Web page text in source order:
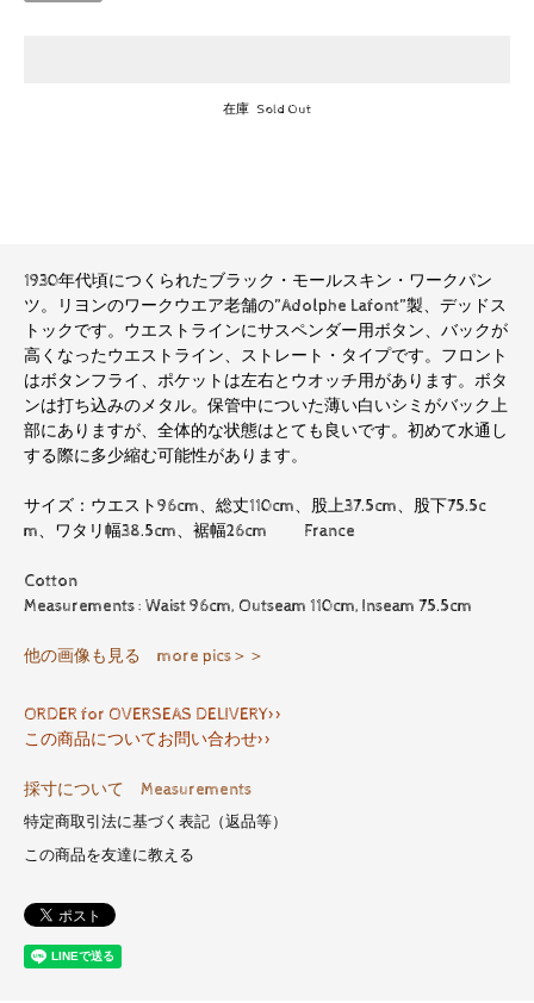
在庫 Sold Out
1930年代頃につくられたブラック・モールスキン・ワークパン
ツ。リヨンのワークウエア老舗の”Adolphe Lafont”製、デッドス
トックです。ウエストラインにサスペンダー用ボタン、バックが
高くなったウエストライン、ストレート・タイプです。フロント
はボタンフライ、ポケットは左右とウオッチ用があります。ボタ
ンは打ち込みのメタル。保管中についた薄い白いシミがバック上
部にありますが、全体的な状態はとても良いです。初めて水通し
する際に多少縮む可能性があります。
サイズ：ウエスト96cm、総丈110cm、股上37.5cm、股下75.5c
m、ワタリ幅38.5cm、裾幅26cm France
Cotton
Measurements : Waist 96cm, Outseam 110cm, Inseam 75.5cm
他の画像も見る more pics＞＞
ORDER for OVERSEAS DELIVERY>>
この商品についてお問い合わせ>>
採寸について Measurements
特定商取引法に基づく表記（返品等）
この商品を友達に教える